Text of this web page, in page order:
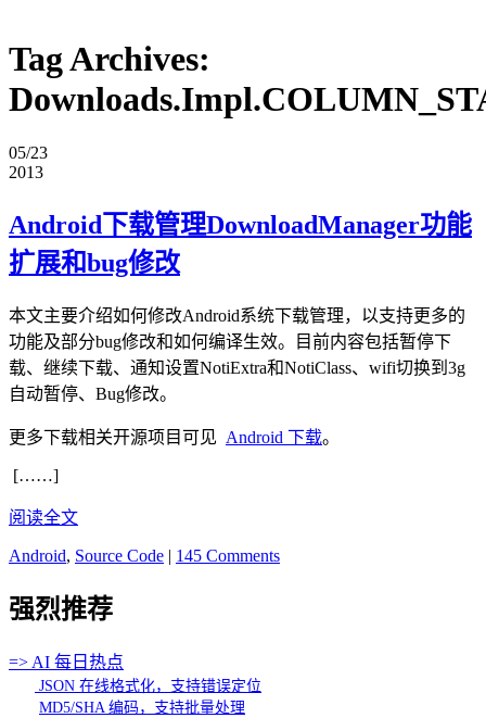
Tag Archives:
05/23
2013
Android下载管理DownloadManager功能
扩展和bug修改
本文主要介绍如何修改Android系统下载管理，以支持更多的
功能及部分bug修改和如何编译生效。目前内容包括暂停下
载、继续下载、通知设置NotiExtra和NotiClass、wifi切换到3g
自动暂停、Bug修改。
更多下载相关开源项目可见 Android 下载。
[……]
阅读全文
Android, Source Code | 145 Comments
强烈推荐
=> AI 每日热点
JSON 在线格式化，支持错误定位
MD5/SHA 编码，支持批量处理